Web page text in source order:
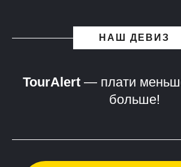
НАШ ДЕВИЗ
TourAlert — плати
больше!